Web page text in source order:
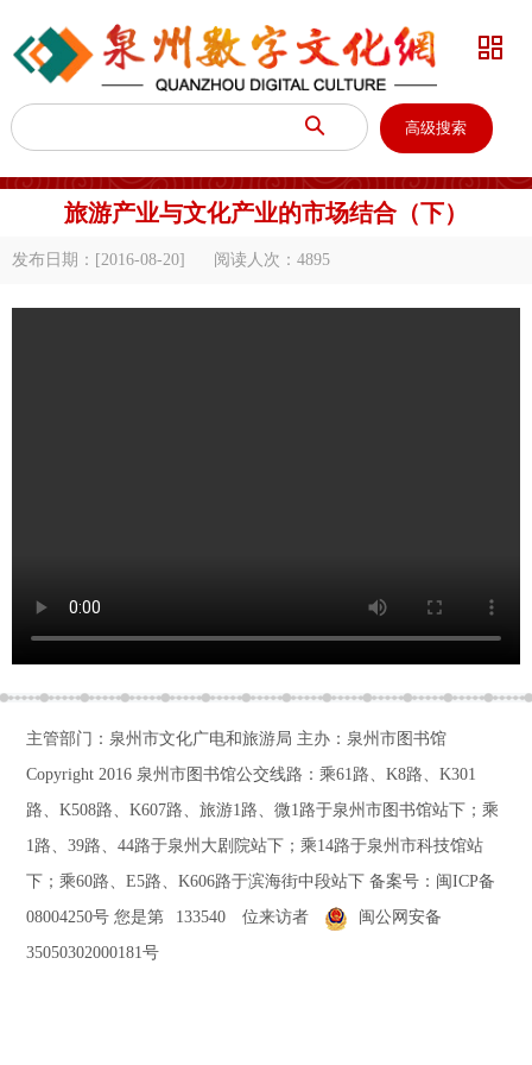
 高级搜索

旅游产业与文化产业的市场结合（下）
发布日期：[2016-08-20] 阅读人次： 4895
主管部门：泉州市文化广电和旅游局 主办：泉州市图书馆
Copyright 2016 泉州市图书馆公交线路：乘61路、K8路、K301
路、K508路、K607路、旅游1路、微1路于泉州市图书馆站下；乘
1路、39路、44路于泉州大剧院站下；乘14路于泉州市科技馆站
下；乘60路、E5路、K606路于滨海街中段站下备案号： 闽ICP备
08004250号 您是第 133540 位来访者
闽公网安备
35050302000181号